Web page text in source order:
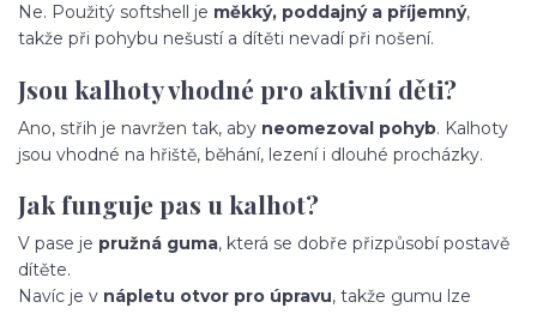
Ne. Použitý softshell je měkký, poddajný a příjemný,
takže při pohybu nešustí a dítěti nevadí při nošení.
Jsou kalhoty vhodné pro aktivní děti?
Ano, střih je navržen tak, aby neomezoval pohyb. Kalhoty
jsou vhodné na hřiště, běhání, lezení i dlouhé procházky.
Jak funguje pas u kalhot?
V pase je pružná guma, která se dobře přizpůsobí postavě
dítěte.
Navíc je v nápletu otvor pro úpravu, takže gumu lze